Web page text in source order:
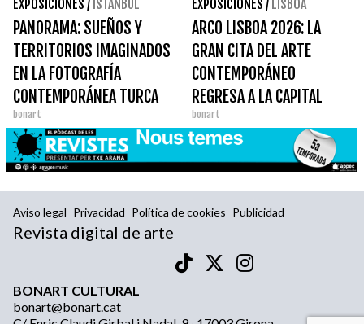
EXPOSICIONES / ISTANBUL
PANORAMA: SUEÑOS Y
TERRITORIOS IMAGINADOS
EN LA FOTOGRAFÍA
CONTEMPORÁNEA TURCA
bonart
EXPOSICIONES / LISBOA
ARCO LISBOA 2026: LA
GRAN CITA DEL ARTE
CONTEMPORÁNEO
REGRESA A LA CAPITAL
PORTUGUESA
bonart
Aviso legal Privacidad Política de cookies Publicidad
Revista digital de arte
BONART CULTURAL
bonart@bonart.cat